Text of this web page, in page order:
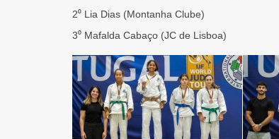
2⁰ Lia Dias (Montanha Clube)
3⁰ Mafalda Cabaço (JC de Lisboa)